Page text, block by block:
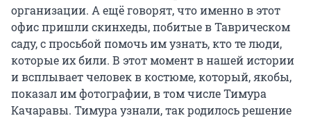
организации. А ещё говорят, что именно в этот
офис пришли скинхеды, побитые в Таврическом
саду, с просьбой помочь им узнать, кто те люди,
которые их били. В этот момент в нашей истории
и всплывает человек в костюме, который, якобы,
показал им фотографии, в том числе Тимура
Качаравы. Тимура узнали, так родилось решение